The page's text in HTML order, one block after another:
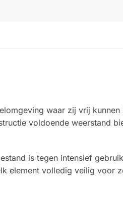
waar zij vrij
voldoende weerstand
is tegen intensief
element volledig veilig voor